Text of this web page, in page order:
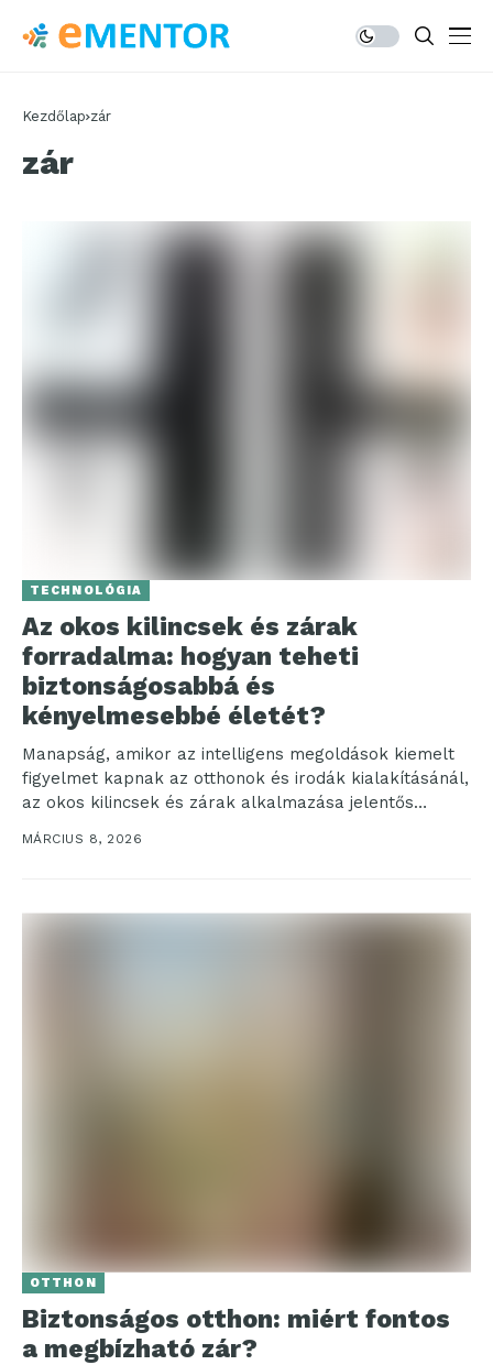
Kezdőlap zár
zár
TECHNOLÓGIA
Az okos kilincsek és zárak
forradalma: hogyan teheti
biztonságosabbá és
kényelmesebbé életét?
Manapság, amikor az intelligens megoldások kiemelt
figyelmet kapnak az otthonok és irodák kialakításánál,
az okos kilincsek és zárak alkalmazása jelentős
előrelépést jelent a...
MÁRCIUS 8, 2026
OTTHON
Biztonságos otthon: miért fontos
a megbízható zár?